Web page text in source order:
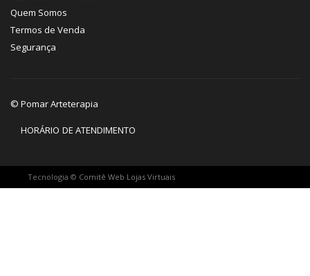
Quem Somos
Termos de Venda
Segurança
© Pomar Arteterapia
HORÁRIO DE ATENDIMENTO
Tecnologia © Comitê Web Lojas Virtuais